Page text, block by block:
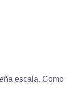
escala.